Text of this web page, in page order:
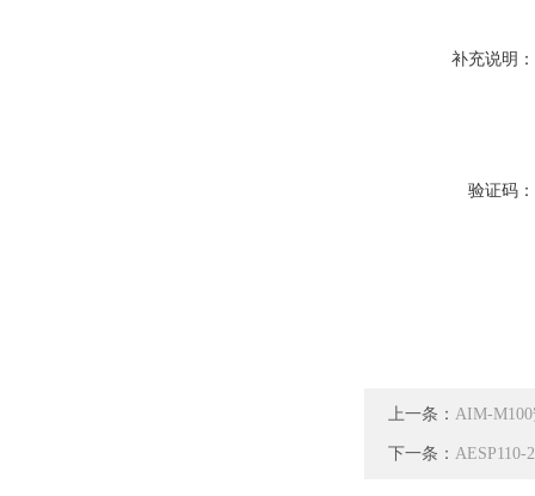
补充说明：
验证码：
上一条： AIM-
下一条：